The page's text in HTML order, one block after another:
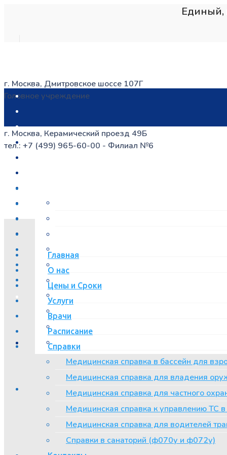
Единый,
г. Москва, Дмитровское шоссе 107Г
Головное учреждение
г. Москва, Керамический проезд 49Б
тел.: +7 (499) 965-60-00 - Филиал №6
Главная
О нас
Цены и Сроки
Услуги
Врачи
Расписание
Справки
Медицинская справка в бассейн для
Медицинская справка для владения
Медицинская справка для частного
Медицинская справка к управлению ТС
Медицинская справка для водителей
Справки в санаторий (ф070у и ф072у)